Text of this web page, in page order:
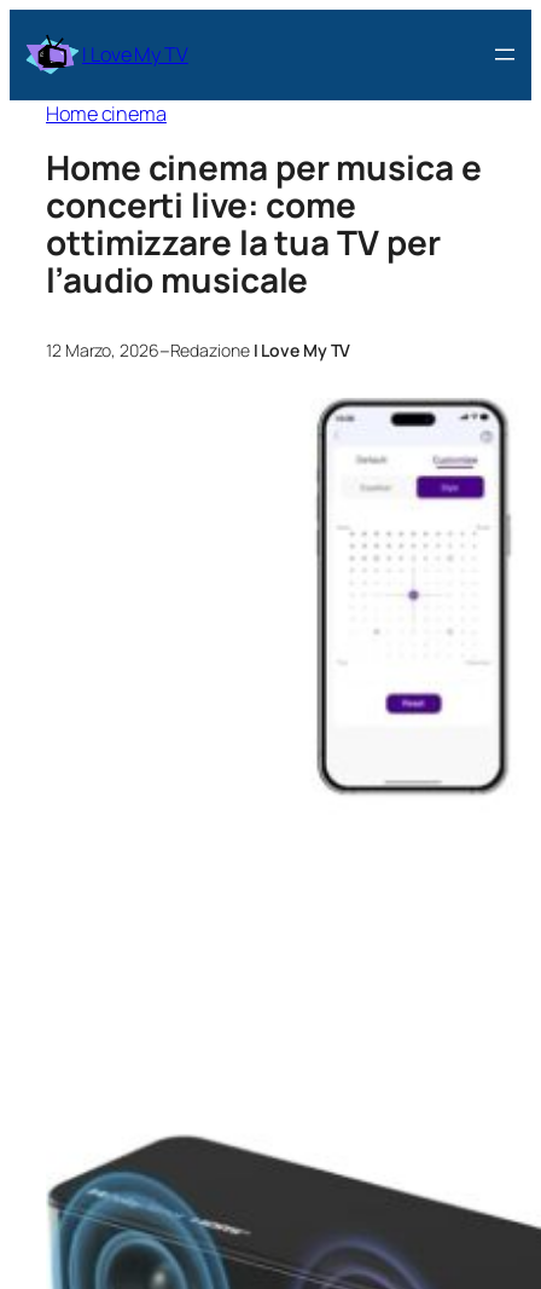
I Love My TV
Home cinema
Home cinema per musica e
concerti live: come
ottimizzare la tua TV per
l’audio musicale
12 Marzo, 2026–Redazione I Love My TV